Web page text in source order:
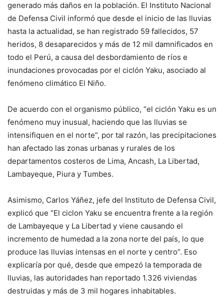
generado más daños en la población. El Instituto Nacional
de Defensa Civil informó que desde el inicio de las lluvias
hasta la actualidad, se han registrado 59 fallecidos, 57
heridos, 8 desaparecidos y más de 12 mil damnificados en
todo el Perú, a causa del desbordamiento de ríos e
inundaciones provocadas por el ciclón Yaku, asociado al
fenómeno climático El Niño.
De acuerdo con el organismo público, “el ciclón Yaku es un
fenómeno muy inusual, haciendo que las lluvias se
intensifiquen en el norte”, por tal razón, las precipitaciones
han afectado las zonas urbanas y rurales de los
departamentos costeros de Lima, Ancash, La Libertad,
Lambayeque, Piura y Tumbes.
Asimismo, Carlos Yáñez, jefe del Instituto de Defensa Civil,
explicó que “El ciclon Yaku se encuentra frente a la región
de Lambayeque y La Libertad y viene causando el
incremento de humedad a la zona norte del país, lo que
produce las lluvias intensas en el norte y centro”. Eso
explicaría por qué, desde que empezó la temporada de
lluvias, las autoridades han reportado 1.326 viviendas
destruidas y más de 3 mil hogares inhabitables.